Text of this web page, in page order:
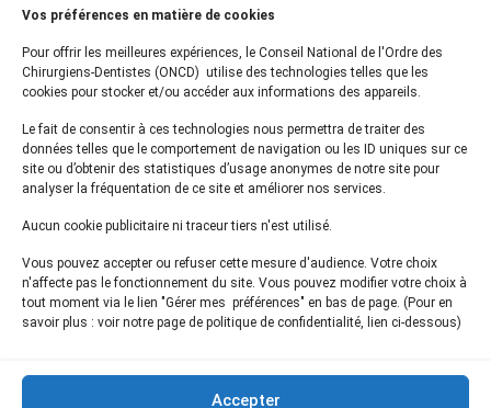
Vos préférences en matière de cookies
Pour offrir les meilleures expériences, le Conseil National de l'Ordre des
Chirurgiens-Dentistes (ONCD) utilise des technologies telles que les
cookies pour stocker et/ou accéder aux informations des appareils.
Le fait de consentir à ces technologies nous permettra de traiter des
données telles que le comportement de navigation ou les ID uniques sur ce
site ou d’obtenir des statistiques d’usage anonymes de notre site pour
analyser la fréquentation de ce site et améliorer nos services.
Aucun cookie publicitaire ni traceur tiers n'est utilisé.
Vous pouvez accepter ou refuser cette mesure d'audience. Votre choix
n'affecte pas le fonctionnement du site. Vous pouvez modifier votre choix à
tout moment via le lien "Gérer mes préférences" en bas de page. (Pour en
savoir plus : voir notre page de politique de confidentialité, lien ci-dessous)
Accepter
01 44 34 78 80
courrier@oncd.org
Actualités
Presse
Informations légales
Plan du site
Inscrivez-vous à notrenewsletter